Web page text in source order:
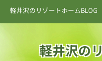
軽井沢のリゾートホームBLOG
軽井沢の